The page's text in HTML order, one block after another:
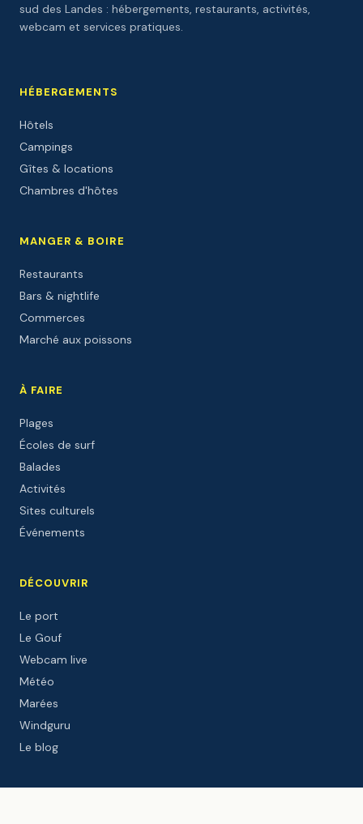
sud des Landes : hébergements, restaurants, activités,
webcam et services pratiques.
HÉBERGEMENTS
Hôtels
Campings
Gîtes & locations
Chambres d'hôtes
MANGER & BOIRE
Restaurants
Bars & nightlife
Commerces
Marché aux poissons
À FAIRE
Plages
Écoles de surf
Balades
Activités
Sites culturels
Événements
DÉCOUVRIR
Le port
Le Gouf
Webcam live
Météo
Marées
Windguru
Le blog